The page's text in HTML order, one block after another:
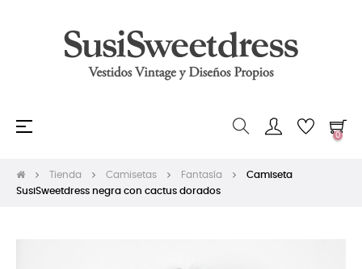
Navegación
☰
0
Tienda Camisetas Fantasía
Camiseta
SusiSweetdress negra con cactus dorados